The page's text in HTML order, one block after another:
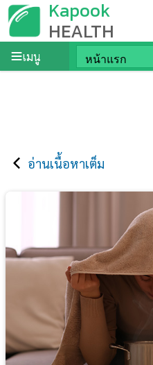
Kapook
HEALTH
เมนู
อ่านเนื้อหาเต็ม